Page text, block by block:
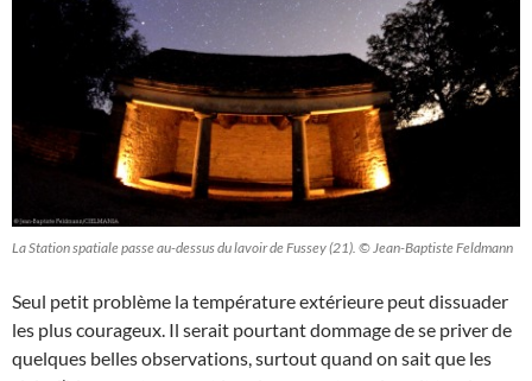
La Station spatiale passe au-dessus du lavoir de Fussey (21). © Jean-Baptiste Feldmann
Seul petit problème la température extérieure peut dissuader
les plus courageux. Il serait pourtant dommage de se priver de
quelques belles observations, surtout quand on sait que les